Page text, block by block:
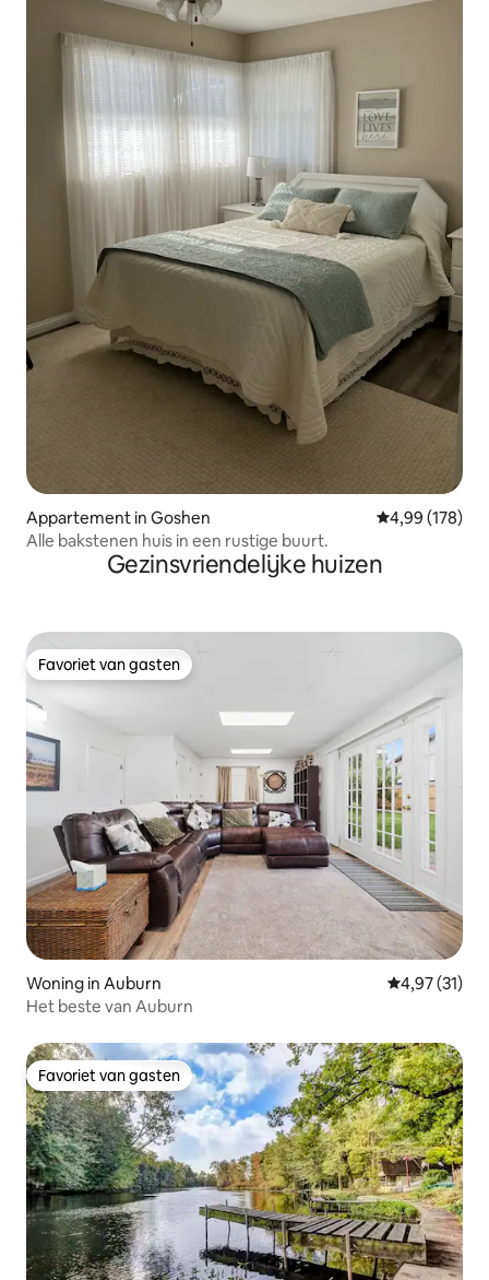
Appartement in Goshen Gemiddelde
4,99 (178)
Alle bakstenen huis in een rustige buurt.
Gezinsvriendelijke huizen
Favoriet van gasten
Favoriet van gasten
Woning in Auburn Gemiddelde
4,97 (31)
Het beste van Auburn
Favoriet van gasten
Favoriet van gasten